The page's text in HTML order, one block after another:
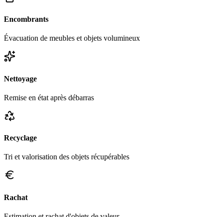
Encombrants
Évacuation de meubles et objets volumineux
Nettoyage
Remise en état après débarras
Recyclage
Tri et valorisation des objets récupérables
Rachat